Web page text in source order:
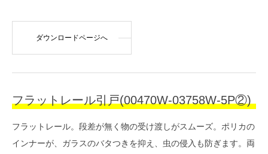
ダウンロードページへ
フラットレール引戸(00470W-03758W-5P②)
フラットレール。段差が無く物の受け渡しがスムーズ。ポリカの
インナーが、ガラスのバタつきを抑え、虫の侵入も防ぎます。両